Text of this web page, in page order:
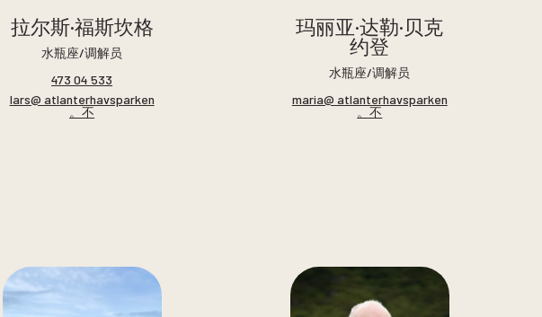
拉尔斯·福斯坎格
水瓶座/调解员
473 04 533
lars@ atlanterhavsparken
。不
玛丽亚·达勒·贝克
约登
水瓶座/调解员
maria@ atlanterhavsparken
。不